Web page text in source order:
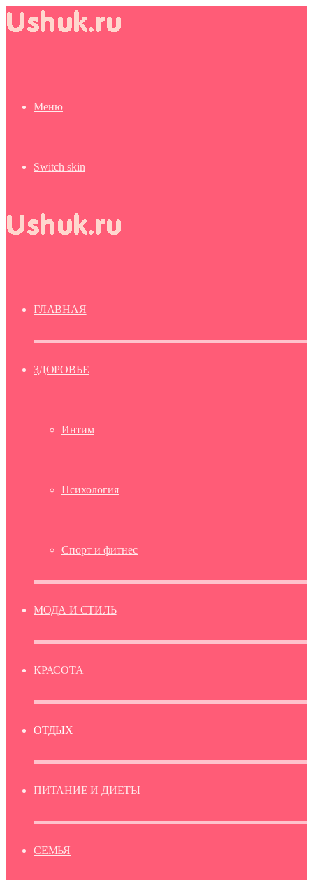
Меню
Switch skin
ГЛАВНАЯ
ЗДОРОВЬЕ
Интим
Психология
Спорт и фитнес
МОДА И СТИЛЬ
КРАСОТА
ОТДЫХ
ПИТАНИЕ И ДИЕТЫ
СЕМЬЯ